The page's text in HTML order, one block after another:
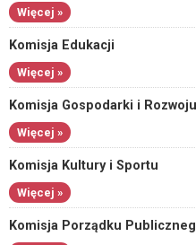
Więcej »
Komisja Edukacji
Więcej »
Komisja Gospodarki i
Więcej »
Komisja Kultury i Sportu
Więcej »
Komisja Porządku